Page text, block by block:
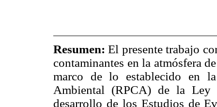
Resumen:El presente trabajo
contaminantes en la atmósfera
marco de lo establecido en
Ambiental (RPCA) de la
desarrollo de los Estudios de